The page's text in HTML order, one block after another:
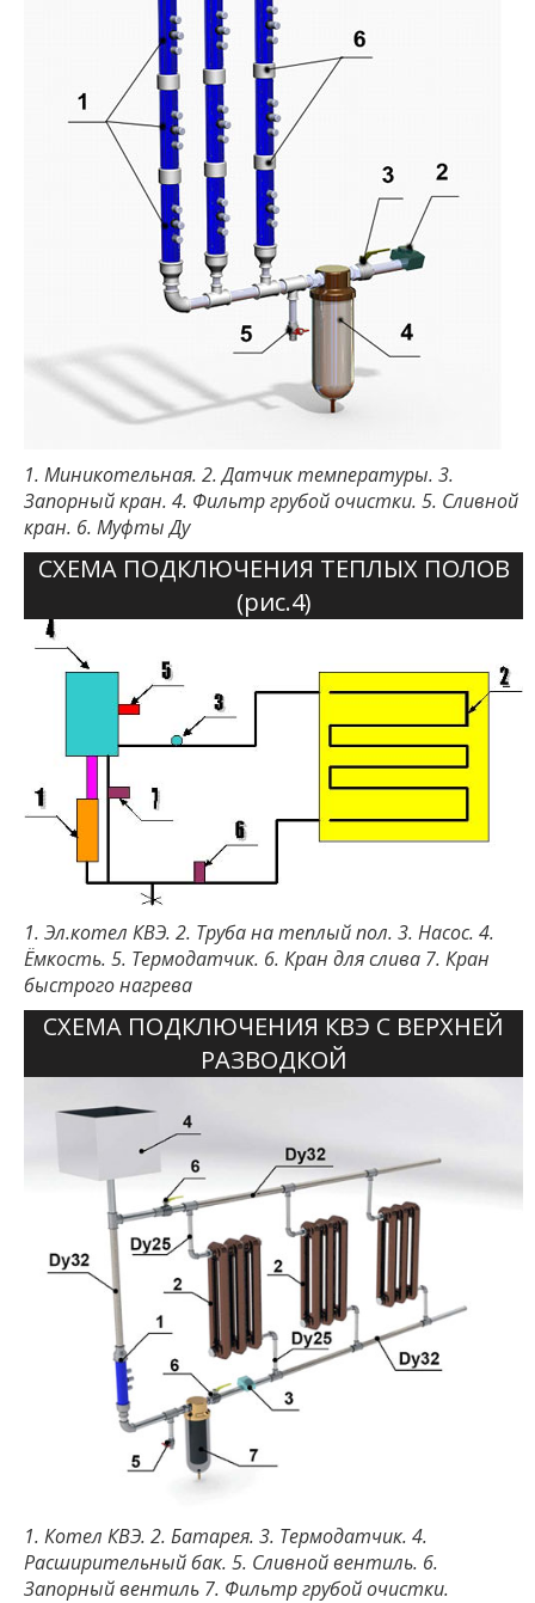
1. Миникотельная. 2. Датчик температуры. 3.
Запорный кран. 4. Фильтр грубой очистки. 5. Сливной
кран. 6. Муфты Ду
СХЕМА ПОДКЛЮЧЕНИЯ ТЕПЛЫХ ПОЛОВ
(рис.4)
1. Эл.котел КВЭ. 2. Труба на теплый пол. 3. Насос. 4.
Ёмкость. 5. Термодатчик. 6. Кран для слива 7. Кран
быстрого нагрева
СХЕМА ПОДКЛЮЧЕНИЯ КВЭ С ВЕРХНЕЙ
РАЗВОДКОЙ
1. Котел КВЭ. 2. Батарея. 3. Термодатчик. 4.
Расширительный бак. 5. Сливной вентиль. 6.
Запорный вентиль 7. Фильтр грубой очистки.